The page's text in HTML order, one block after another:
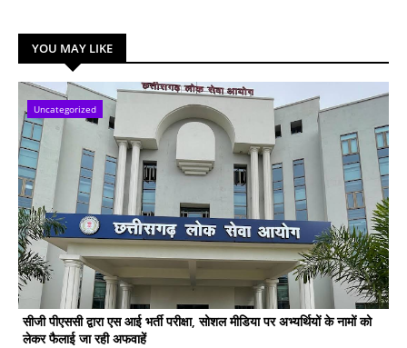
YOU MAY LIKE
Uncategorized
सीजी पीएससी द्वारा एस आई भर्ती परीक्षा, सोशल मीडिया पर अभ्यर्थियों के नामों को
लेकर फैलाई जा रही अफवाहें